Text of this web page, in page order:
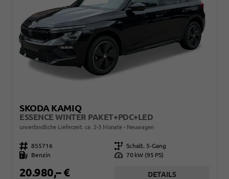
SKODA KAMIQ
ESSENCE WINTER PAKET+PDC+LED
unverbindliche Lieferzeit: ca. 2-3 Monate Neuwagen
Fahrzeugnr. 855716 Getriebe Schalt. 5-Gang
Kraftstoff
Benzin Leistung 70 kW (95 PS)
20.980,– € DETAILS